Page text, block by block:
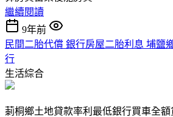
繼續閱讀
9年前
民間二胎代償 銀行房屋二胎利息 埔鹽
行
生活綜合
莿桐鄉土地貸款率利最低銀行買車全